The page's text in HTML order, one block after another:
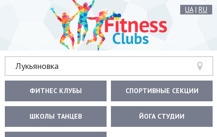
UA| RU
Лукьяновка
ФИТНЕС КЛУБЫ СПОРТИВНЫЕ СЕКЦИИ
ШКОЛЫ ТАНЦЕВ ЙОГА СТУДИИ